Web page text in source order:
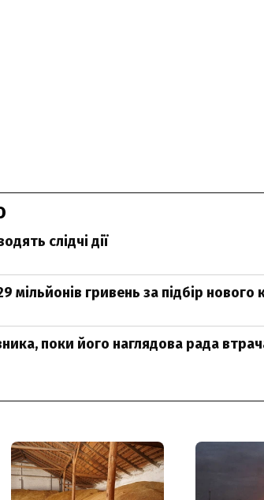
слідчі дії
мільйонів гривень за підбір нового
поки його наглядова рада